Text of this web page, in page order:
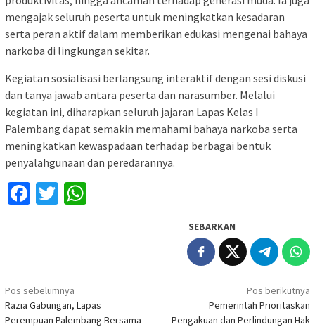
mengajak seluruh peserta untuk meningkatkan kesadaran
serta peran aktif dalam memberikan edukasi mengenai bahaya
narkoba di lingkungan sekitar.
Kegiatan sosialisasi berlangsung interaktif dengan sesi diskusi
dan tanya jawab antara peserta dan narasumber. Melalui
kegiatan ini, diharapkan seluruh jajaran Lapas Kelas I
Palembang dapat semakin memahami bahaya narkoba serta
meningkatkan kewaspadaan terhadap berbagai bentuk
penyalahgunaan dan peredarannya.
Facebook
Twitter
SEBARKAN
Navigasi
pos
Pos sebelumnya
Razia Gabungan, Lapas
Perempuan Palembang Bersama
Pos berikutnya
Pemerintah Prioritaskan
Pengakuan dan Perlindungan Hak